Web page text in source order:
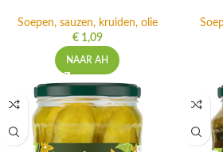
Soepen, sauzen, kruiden, olie
€1,09
NAAR AH